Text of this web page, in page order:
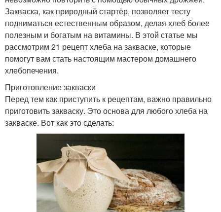
Закваска, как природный стартёр, позволяет тесту
подниматься естественным образом, делая хлеб более
полезным и богатым на витамины. В этой статье мы
рассмотрим 21 рецепт хлеба на закваске, которые
помогут вам стать настоящим мастером домашнего
хлебопечения.
Приготовление закваски
Перед тем как приступить к рецептам, важно правильно
приготовить закваску. Это основа для любого хлеба на
закваске. Вот как это сделать: